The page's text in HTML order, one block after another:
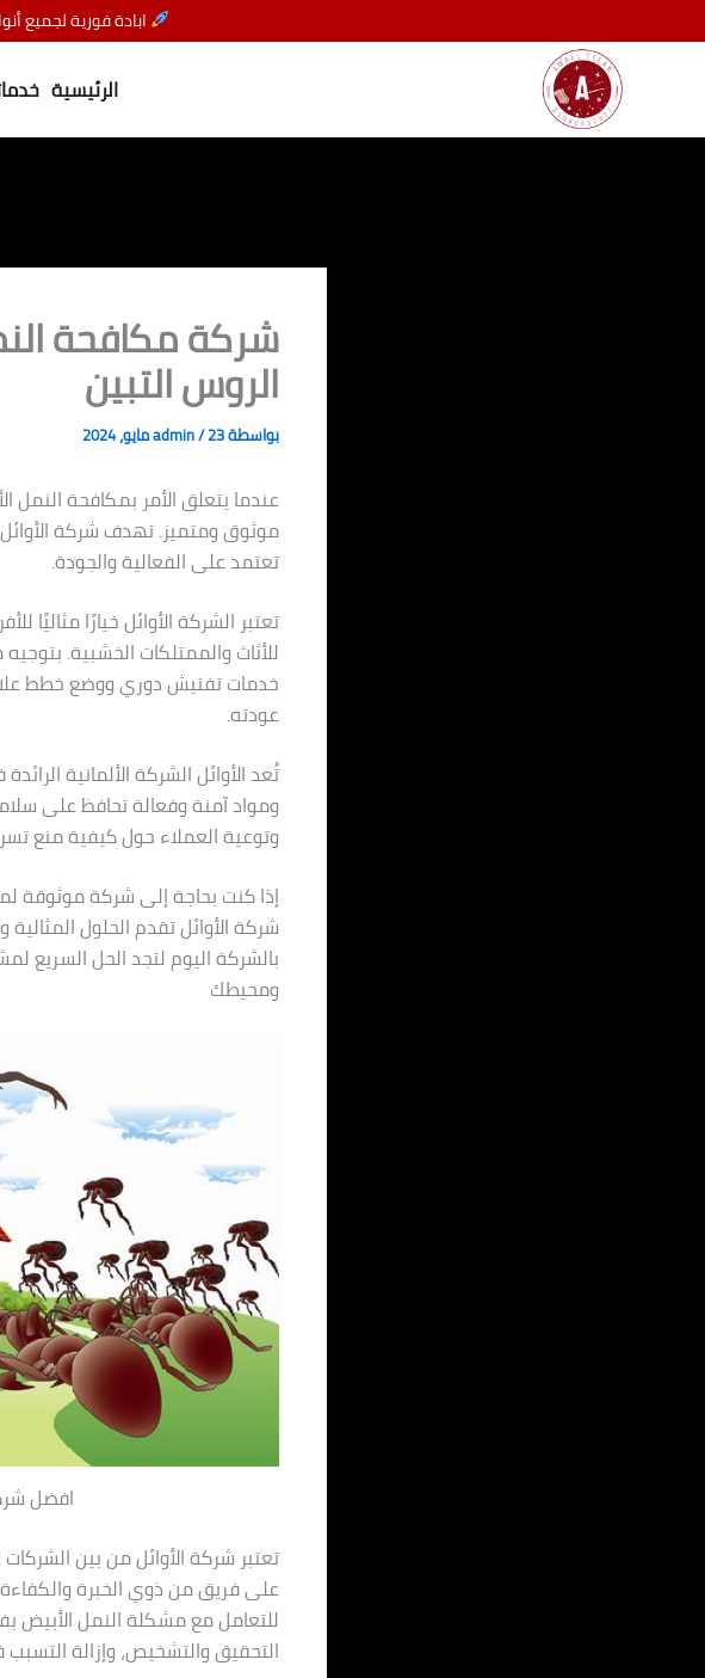
إلى
ابادة فورية لجميع
الرئيسية
شركة مكافحة
الروس التبين
بواسطة admin/23 مايو، 2024
عندما يتعلق الأمر بمكافحة النمل
موثوق ومتميز. تهدف شركة
تعتمد على الفعالية والجودة.
تعتبر الشركة الأوائل خيارًا مثاليًا
للأثاث والممتلكات الخشبية.
خدمات تفتيش دوري ووضع خطط
عودته.
تُعد الأوائل الشركة الألمانية
ومواد آمنة وفعالة تحافظ على
وتوعية العملاء حول كيفية منع تسرب
إذا كنت بحاجة إلى شركة موثوقة
شركة الأوائل تقدم الحلول
بالشركة اليوم لتجد الحل السريع
ومحيطك
افضل
تعتبر شركة الأوائل من بين
على فريق من ذوي الخبرة
للتعامل مع مشكلة النمل الأبيض
التحقيق والتشخيص، وإزالة التسبب